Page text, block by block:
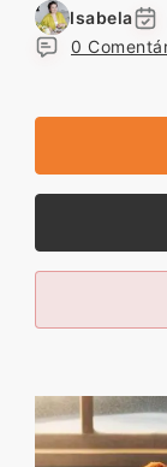
Isabela
0